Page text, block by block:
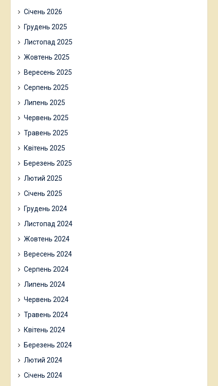
Січень 2026
Грудень 2025
Листопад 2025
Жовтень 2025
Вересень 2025
Серпень 2025
Липень 2025
Червень 2025
Травень 2025
Квітень 2025
Березень 2025
Лютий 2025
Січень 2025
Грудень 2024
Листопад 2024
Жовтень 2024
Вересень 2024
Серпень 2024
Липень 2024
Червень 2024
Травень 2024
Квітень 2024
Березень 2024
Лютий 2024
Січень 2024